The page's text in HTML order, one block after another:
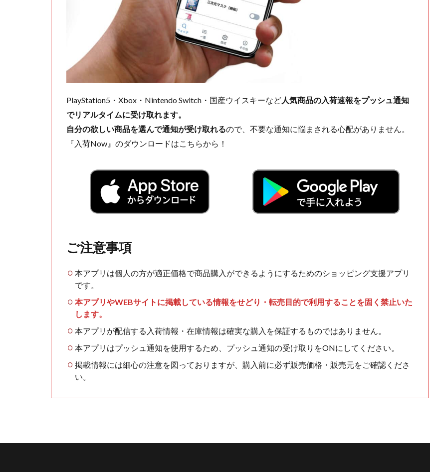
PlayStation5・Xbox・Nintendo Switch・国産ウイスキーなど人気商品の入荷速報をプッシュ通知
でリアルタイムに受け取れます。
自分の欲しい商品を選んで通知が受け取れるので、不要な通知に悩まされる心配がありません。
『入荷Now』のダウンロードはこちらから！
ご注意事項
本アプリは個人の方が適正価格で商品購入ができるようにするためのショッピング支援アプリ
です。
本アプリやWEBサイトに掲載している情報をせどり・転売目的で利用することを固く禁止いた
します。
本アプリが配信する入荷情報・在庫情報は確実な購入を保証するものではありません。
本アプリはプッシュ通知を使用するため、プッシュ通知の受け取りをONにしてください。
掲載情報には細心の注意を図っておりますが、購入前に必ず販売価格・販売元をご確認くださ
い。